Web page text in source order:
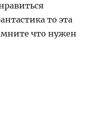
то эта
что нужен